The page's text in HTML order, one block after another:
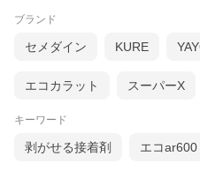
ブランド
セメダイン KURE
エコカラット スーパーX
キーワード
剥がせる接着剤 エコar600